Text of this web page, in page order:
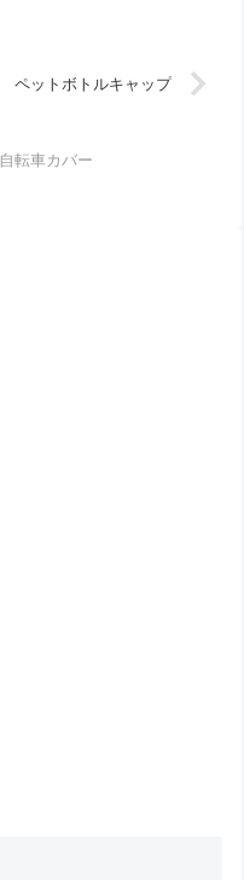
ペットボトルキャップ
自転車カバー